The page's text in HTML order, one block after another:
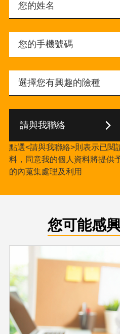
請與我聯絡
點選<請與我聯絡>則表示已閱
料，同意我的個人資料將提供
的內蒐集處理及利用
您可能感